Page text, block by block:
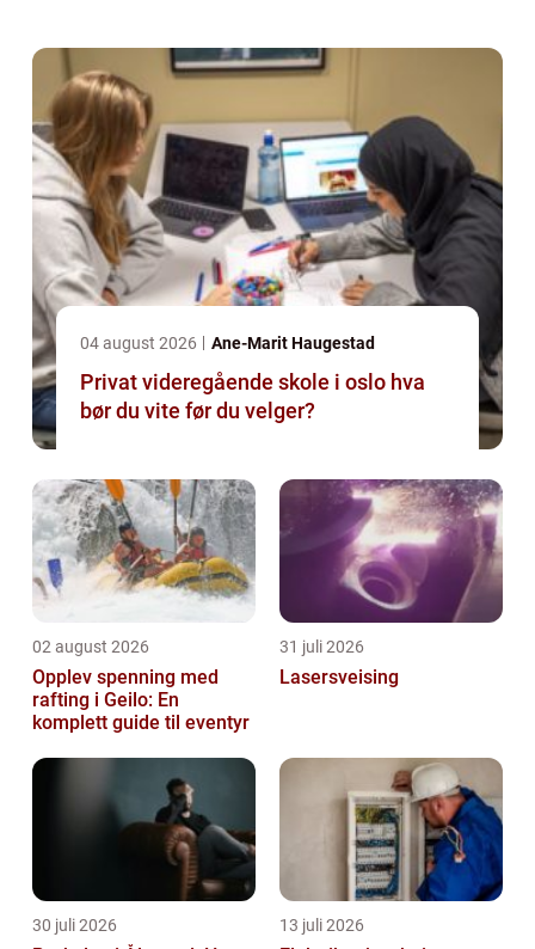
04 august 2026 Ane-Marit Haugestad
Privat videregående skole i oslo hva
bør du vite før du velger?
02 august 2026
Opplev spenning med
rafting i Geilo: En
komplett guide til eventyr
31 juli 2026
Lasersveising
30 juli 2026 13 juli 2026